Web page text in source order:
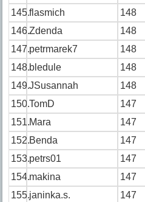
145.flasmich
148
146.Zdenda
148
147.petrmarek7
148
148.bledule
148
149.JSusannah
148
150.TomD
147
151.Mara
147
152.Benda
147
153.petrs01
147
154.makina
147
155.janinka.s.
147